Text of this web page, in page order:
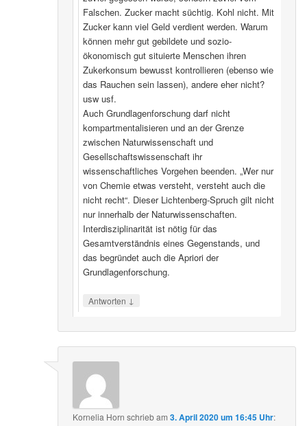
Falschen. Zucker macht süchtig. Kohl nicht. Mit
Zucker kann viel Geld verdient werden. Warum
können mehr gut gebildete und sozio-
ökonomisch gut situierte Menschen ihren
Zukerkonsum bewusst kontrollieren (ebenso wie
das Rauchen sein lassen), andere eher nicht?
usw usf.
Auch Grundlagenforschung darf nicht
kompartmentalisieren und an der Grenze
zwischen Naturwissenschaft und
Gesellschaftswissenschaft ihr
wissenschaftliches Vorgehen beenden. „Wer nur
von Chemie etwas versteht, versteht auch die
nicht recht“. Dieser Lichtenberg-Spruch gilt nicht
nur innerhalb der Naturwissenschaften.
Interdisziplinarität ist nötig für das
Gesamtverständnis eines Gegenstands, und
das begründet auch die Apriori der
Grundlagenforschung.
Antworten ↓
Kornelia Horn schriebam3. April 2020 um 16:45 Uhr: